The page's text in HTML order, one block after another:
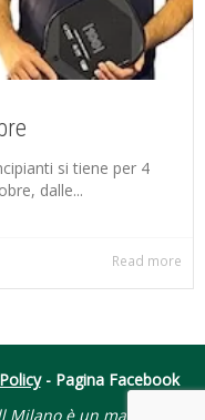
si tiene per 4
dalle...
Read more
- Pagina Facebook
Milano è un marchio